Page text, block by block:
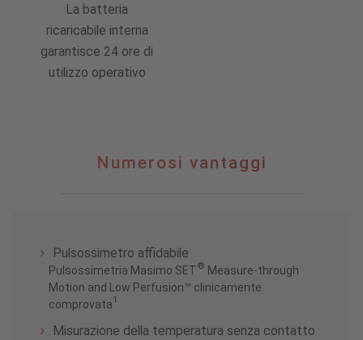
La batteria
ricaricabile interna
garantisce 24 ore di
utilizzo operativo
Numerosi vantaggi
Pulsossimetro affidabile
Pulsossimetria Masimo SET® Measure-through
Motion and Low Perfusion™ clinicamente
comprovata1
Misurazione della temperatura senza contatto